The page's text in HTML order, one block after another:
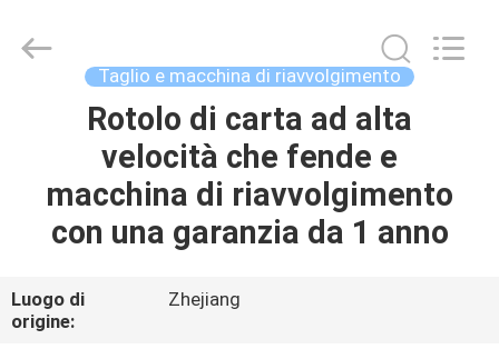
PRODOTTI
NOI
Yiming
Machinery
Taglio e macchina di riavvolgimento
Rotolo di carta ad alta
velocità che fende e
macchina di riavvolgimento
con una garanzia da 1 anno
Luogo di
origine:
Zhejiang